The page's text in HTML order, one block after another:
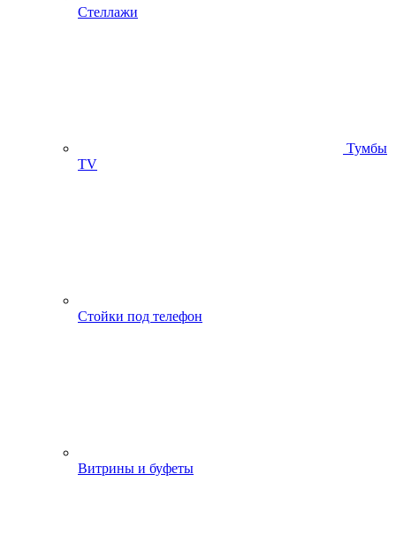
Стеллажи
Тумбы
ТV
Стойки под телефон
Витрины и буфеты